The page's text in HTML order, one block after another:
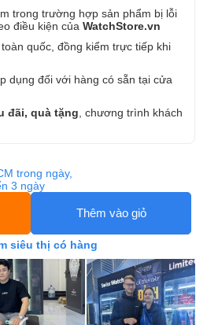
trong trường hợp sản phẩm bị lỗi
điều kiện của WatchStore.vn
quốc, đồng kiểm trực tiếp khi
dụng đối với hàng có sẵn tại cửa
đãi, quà tặng , chương trình khách
trong ngày,
3 ngày
Thêm vào giỏ
siêu thị có hàng